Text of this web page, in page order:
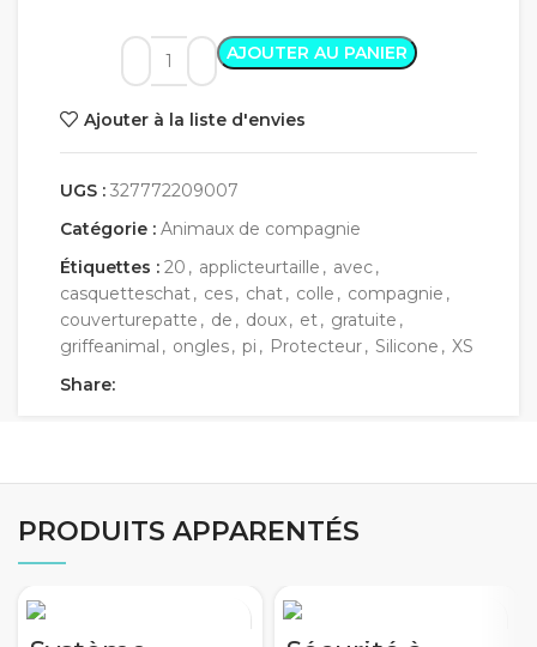
AJOUTER AU PANIER
Ajouter à la liste d'envies
UGS : 327772209007
Catégorie : Animaux de compagnie
Étiquettes : 20 , applicteurtaille , avec,
casquetteschat, ces, chat, colle , compagnie ,
couverturepatte , de , doux, et, gratuite ,
griffeanimal , ongles, pi , Protecteur, Silicone , XS
Share:
PRODUITS APPARENTÉS